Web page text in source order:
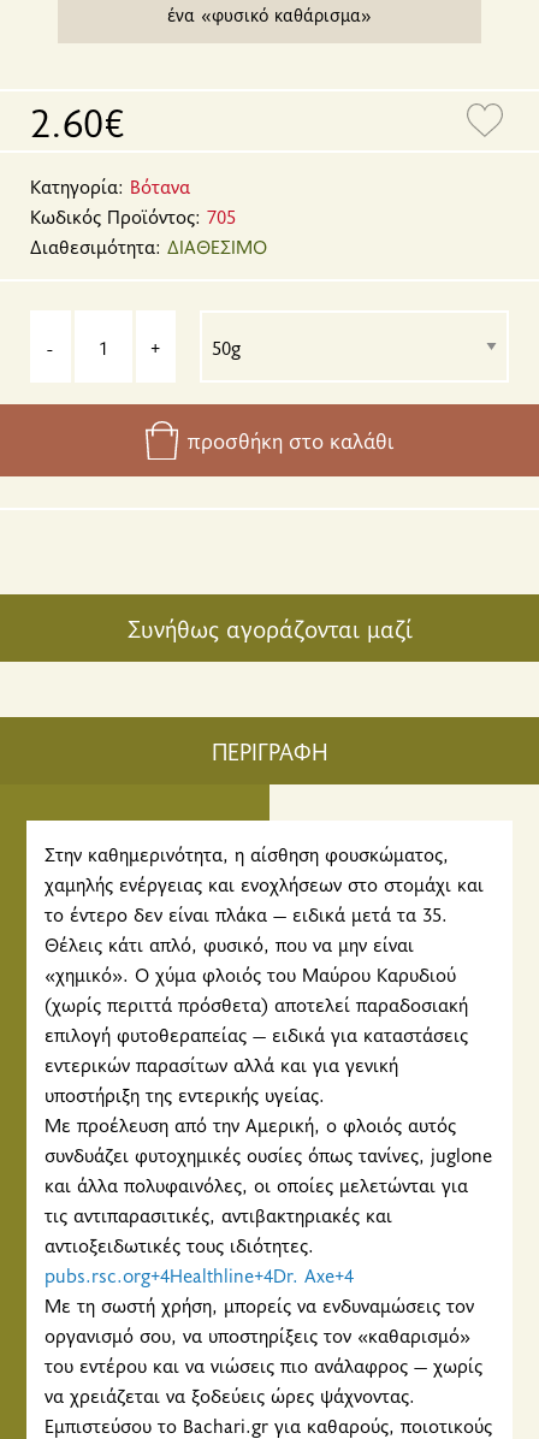
ένα «φυσικό καθάρισμα»
2.60€
Κατηγορία: Βότανα
Κωδικός Προϊόντος: 705
Διαθεσιμότητα: ΔΙΑΘΕΣΙΜΟ
- +
προσθήκη στο καλάθι
Συνήθως αγοράζονται μαζί
ΠΕΡΙΓΡΑΦΗ
Στην καθημερινότητα, η αίσθηση φουσκώματος,
χαμηλής ενέργειας και ενοχλήσεων στο στομάχι και
το έντερο δεν είναι πλάκα — ειδικά μετά τα 35.
Θέλεις κάτι απλό, φυσικό, που να μην είναι
«χημικό». Ο χύμα φλοιός του Μαύρου Καρυδιού
(χωρίς περιττά πρόσθετα) αποτελεί παραδοσιακή
επιλογή φυτοθεραπείας — ειδικά για καταστάσεις
εντερικών παρασίτων αλλά και για γενική
υποστήριξη της εντερικής υγείας.
Με προέλευση από την Αμερική, ο φλοιός αυτός
συνδυάζει φυτοχημικές ουσίες όπως τανίνες, juglone
και άλλα πολυφαινόλες, οι οποίες μελετώνται για
τις αντιπαρασιτικές, αντιβακτηριακές και
αντιοξειδωτικές τους ιδιότητες.
pubs.rsc.org+4Healthline+4Dr. Axe+4
Με τη σωστή χρήση, μπορείς να ενδυναμώσεις τον
οργανισμό σου, να υποστηρίξεις τον «καθαρισμό»
του εντέρου και να νιώσεις πιο ανάλαφρος — χωρίς
να χρειάζεται να ξοδεύεις ώρες ψάχνοντας.
Εμπιστεύσου το Bachari.gr για καθαρούς, ποιοτικούς